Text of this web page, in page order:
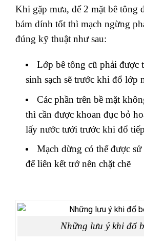
Khi gặp mưa, để 2 mặt bê tông
bám dính tốt thì mạch ngừng
đúng kỹ thuật như sau:
Lớp bê tông cũ phải được
sinh sạch sẽ trước khi đổ lớp
Các phần trên bề mặt
thì cần được khoan đục bỏ
lấy nước tưới trước khi đổ
Mạch dừng có thể được
để liên kết trở nên chặt chẽ
Những lưu ý khi đổ